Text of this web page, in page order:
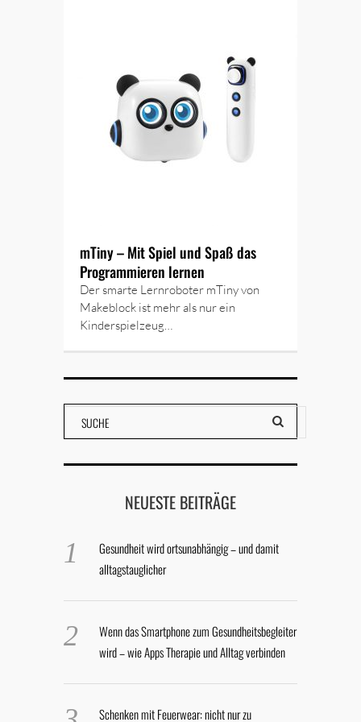
mTiny – Mit Spiel und Spaß das
Programmieren lernen
Der smarte Lernroboter mTiny von
Makeblock ist mehr als nur ein
Kinderspielzeug…
NEUESTE BEITRÄGE
Gesundheit wird ortsunabhängig – und damit
alltagstauglicher
Wenn das Smartphone zum Gesundheitsbegleiter
wird – wie Apps Therapie und Alltag verbinden
Schenken mit Feuerwear: nicht nur zu